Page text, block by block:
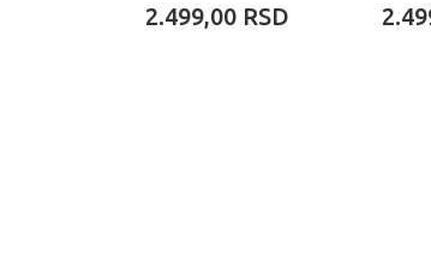
2.499,00 RSD